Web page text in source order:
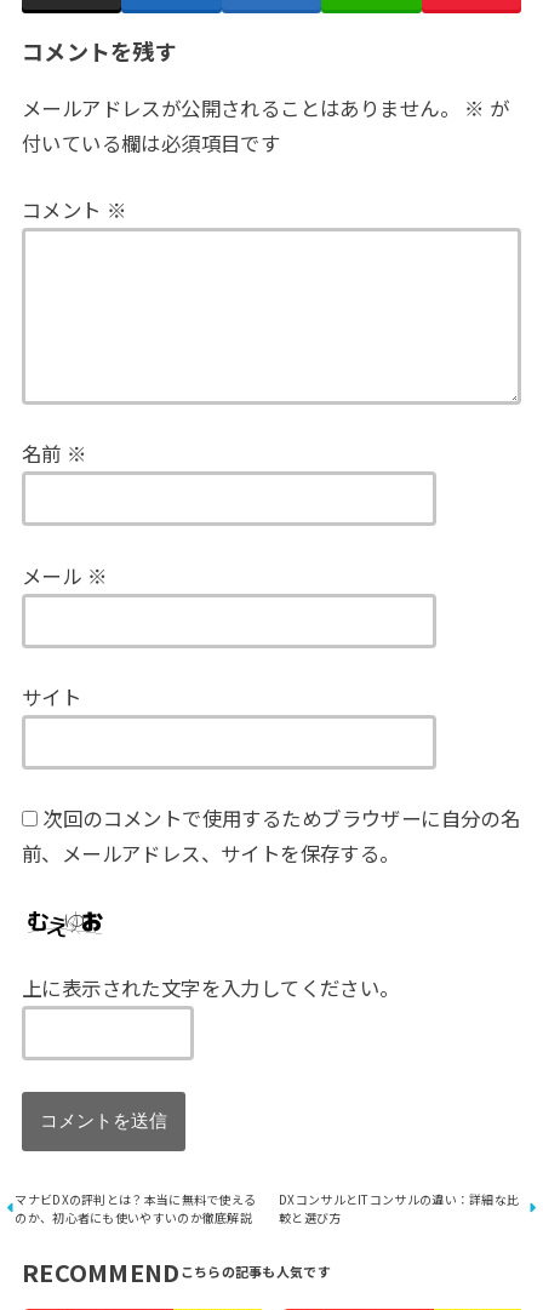
コメントを残す
メールアドレスが公開されることはありません。 ※ が
付いている欄は必須項目です
コメント ※
名前 ※
メール ※
サイト
次回のコメントで使用するためブラウザーに自分の名
前、メールアドレス、サイトを保存する。
上に表示された文字を入力してください。
マナビDXの評判とは？本当に無料で使える
のか、初心者にも使いやすいのか徹底解説
DXコンサルとITコンサルの違い：詳細な比
較と選び方
RECOMMEND